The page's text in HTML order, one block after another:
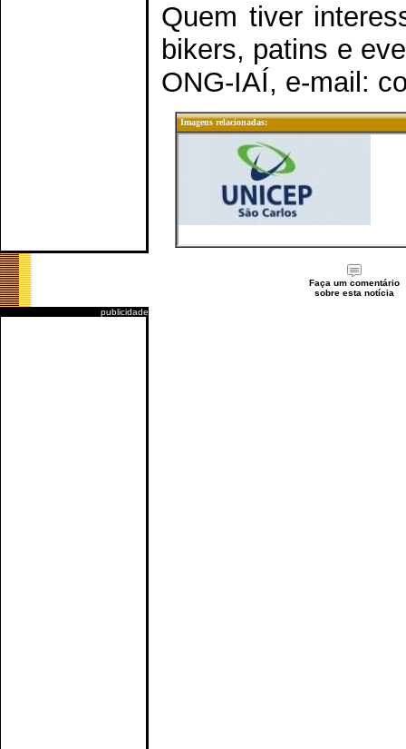
publicidade
Quem tiver
bikers, patins e
ONG-IAÍ, e-mail:
Imagens relacionadas:
Faça um comentário
sobre esta notícia